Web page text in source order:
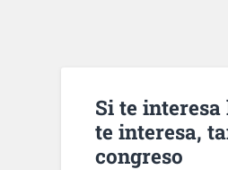
Si te
te interesa,
congreso